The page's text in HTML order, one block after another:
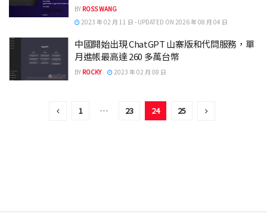
BY ROSS WANG
2023 年 02 月 11 日 - UPDATED ON 2026 年 08 月 04 日
中國開始出現 ChatGPT 山寨版和代問服務，單
月進帳最高達 260 多萬台幣
BY ROCKY 2023 年 02 月 08 日
1 … 23 24 25